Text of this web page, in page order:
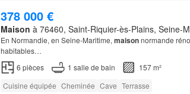
378 000 €
Maison à 76460, Saint-Riquier-ès-Plains, Seine-
En Normandie, en Seine-Maritime, maisonnormande
habitables…
6 pièces 1 salle de bain
157 m²
Cuisine équipée Cheminée Cave Terrasse